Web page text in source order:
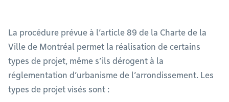
La procédure prévue à l’article 89 de la Charte de la
Ville de Montréal permet la réalisation de certains
types de projet, même s’ils dérogent à la
réglementation d’urbanisme de l’arrondissement. Les
types de projet visés sont :